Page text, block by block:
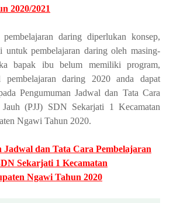
2020/2021
daring diperlukan konsep,
untuk pembelajaran daring oleh masing-
bapak ibu belum memiliki program,
pembelajaran daring 2020 anda dapat
Pengumuman Jadwal dan Tata Cara
Jauh (PJJ) SDN Sekarjati 1 Kecamatan
Ngawi Tahun 2020.
Jadwal dan Tata Cara Pembelajaran
Sekarjati 1 Kecamatan
Ngawi Tahun 2020